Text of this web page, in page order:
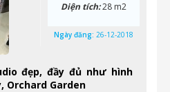
đẹp, đầy đủ như hình
Orchard Garden
Diện tích:28 m2
Ngày đăng: 26-12-2018